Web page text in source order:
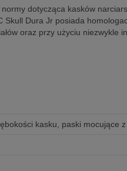
dotycząca kasków
Dura Jr posiada
oraz przy użyciu niezwykle
kasku, paski mocujące